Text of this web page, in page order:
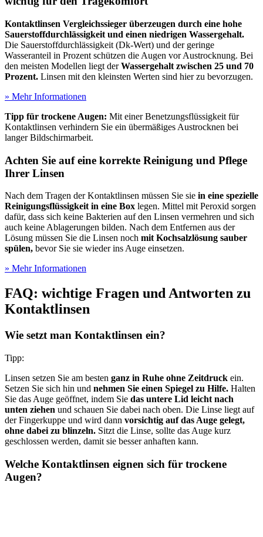
Kontaktlinsen Vergleichssieger überzeugen durch eine hohe
Sauerstoffdurchlässigkeit und einen niedrigen Wassergehalt.
Die Sauerstoffdurchlässigkeit (Dk-Wert) und der geringe
Wasseranteil in Prozent schützen die Augen vor Austrocknung. Bei
den meisten Modellen liegt derWassergehalt zwischen 25 und 70
Prozent. Linsen mit den kleinsten Werten sind hier zu bevorzugen.
» Mehr Informationen
Tipp für trockene Augen: Mit einer Benetzungsflüssigkeit für
Kontaktlinsen verhindern Sie ein übermäßiges Austrocknen bei
langer Bildschirmarbeit.
Achten Sie auf eine korrekte Reinigung und Pflege
Ihrer Linsen
Nach dem Tragen der Kontaktlinsen müssen Sie sie in eine spezielle
Reinigungsflüssigkeit in eine Box legen. Mittel mit Peroxid sorgen
dafür, dass sich keine Bakterien auf den Linsen vermehren und sich
auch keine Ablagerungen bilden. Nach dem Entfernen aus der
Lösung müssen Sie die Linsen noch mit Kochsalzlösung sauber
spülen, bevor Sie sie wieder ins Auge einsetzen.
» Mehr Informationen
FAQ: wichtige Fragen und Antworten zu
Kontaktlinsen
Wie setzt man Kontaktlinsen ein?
Tipp:
Linsen setzen Sie am besten ganz in Ruhe ohne Zeitdruck ein.
Setzen Sie sich hin und nehmen Sie einen Spiegel zu Hilfe. Halten
Sie das Auge geöffnet, indem Sie das untere Lid leicht nach
unten ziehen und schauen Sie dabei nach oben. Die Linse liegt auf
der Fingerkuppe und wird dann vorsichtig auf das Auge gelegt,
ohne dabei zu blinzeln. Sitzt die Linse, sollte das Auge kurz
geschlossen werden, damit sie besser anhaften kann.
Welche Kontaktlinsen eignen sich für trockene
Augen?